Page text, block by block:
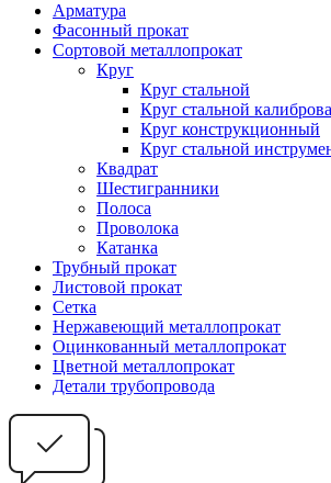
Арматура
Фасонный прокат
Сортовой металлопрокат
Круг
Круг стальной
Круг стальной
Круг конструкционный
Круг стальной
Квадрат
Шестигранники
Полоса
Проволока
Катанка
Трубный прокат
Листовой прокат
Сетка
Нержавеющий металлопрокат
Оцинкованный металлопрокат
Цветной металлопрокат
Детали трубопровода